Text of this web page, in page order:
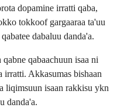
dopamine irratti qaba,
tokkoof gargaaraa ta'uu
dabaluu danda'a.
qabaachuun isaa ni
irratti. Akkasumas bishaan
liqimsuun isaan rakkisu ykn
danda'a.